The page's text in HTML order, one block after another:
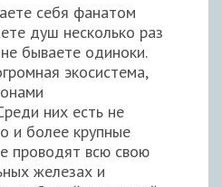
себя фанатом
душ несколько раз
бываете одиноки.
экосистема,
них есть не
и более крупные
проводят всю свою
железах и